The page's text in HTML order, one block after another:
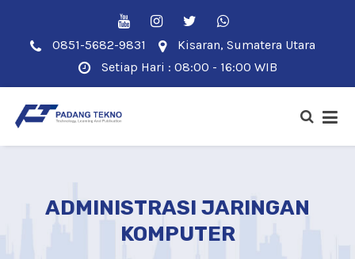
0851-5682-9831
Kisaran, Sumatera Utara
Setiap Hari : 08:00 - 16:00 WIB
ADMINISTRASI JARINGAN
KOMPUTER